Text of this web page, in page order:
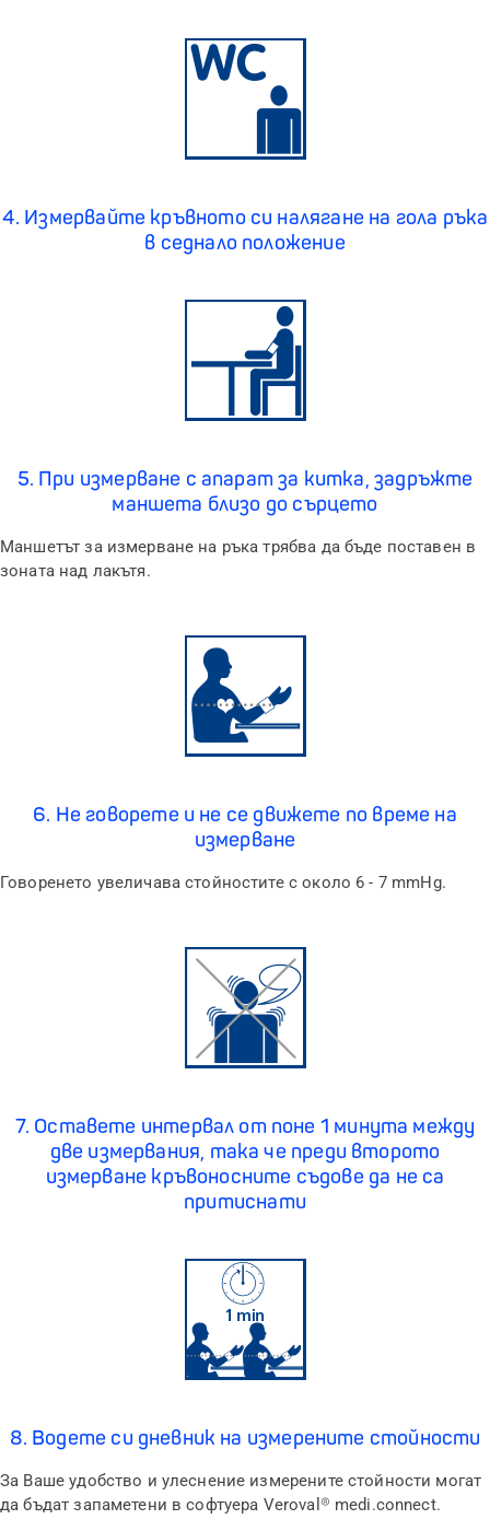
4. Измервайте кръвното си налягане на гола ръка
в седнало положение
5. При измерване с апарат за китка, задръжте
маншета близо до сърцето
Маншетът за измерване на ръка трябва да бъде поставен в
зоната над лакътя.
6. Не говорете и не се движете по време на
измерване
Говоренето увеличава стойностите с около 6 - 7 mmHg.
7. Оставете интервал от поне 1 минута между
две измервания, така че преди второто
измерване кръвоносните съдове да не са
притиснати
8. Водете си дневник на измерените стойности
За Ваше удобство и улеснение измерените стойности могат
да бъдат запаметени в софтуера Veroval® medi.connect.